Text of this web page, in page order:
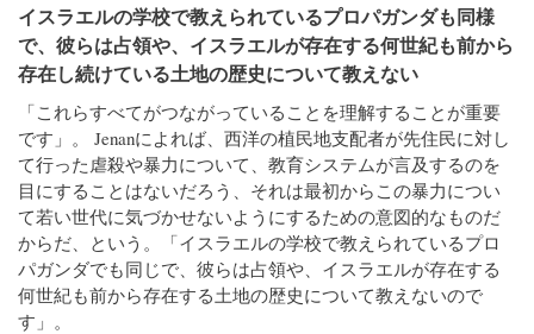
イスラエルの学校で教えられているプロパガンダも同様
で、彼らは占領や、イスラエルが存在する何世紀も前から
存在し続けている土地の歴史について教えない
「これらすべてがつながっていることを理解することが重要
です」。 Jenanによれば、西洋の植民地支配者が先住民に対し
て行った虐殺や暴力について、教育システムが言及するのを
目にすることはないだろう、それは最初からこの暴力につい
て若い世代に気づかせないようにするための意図的なものだ
からだ、という。「イスラエルの学校で教えられているプロ
パガンダでも同じで、彼らは占領や、イスラエルが存在する
何世紀も前から存在する土地の歴史について教えないので
す」。